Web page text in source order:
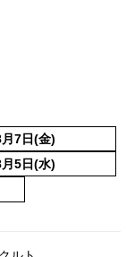
7日(金)
5日(水)